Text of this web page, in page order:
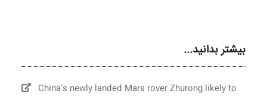
بیشتر بدانید...
China's newly landed Mars rover Zhurong likely to